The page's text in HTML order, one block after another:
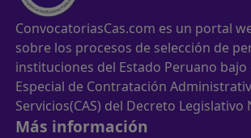
ConvocatoriasCas.com es un portal
sobre los procesos de selección de
instituciones del Estado Peruano bajo
Especial de Contratación
Servicios(CAS) del Decreto Legislativo
Más información